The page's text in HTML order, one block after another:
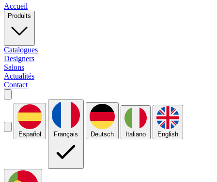
Accueil
Produits
Catalogues
Designers
Salons
Actualités
Contact
Español Français Deutsch Italiano English